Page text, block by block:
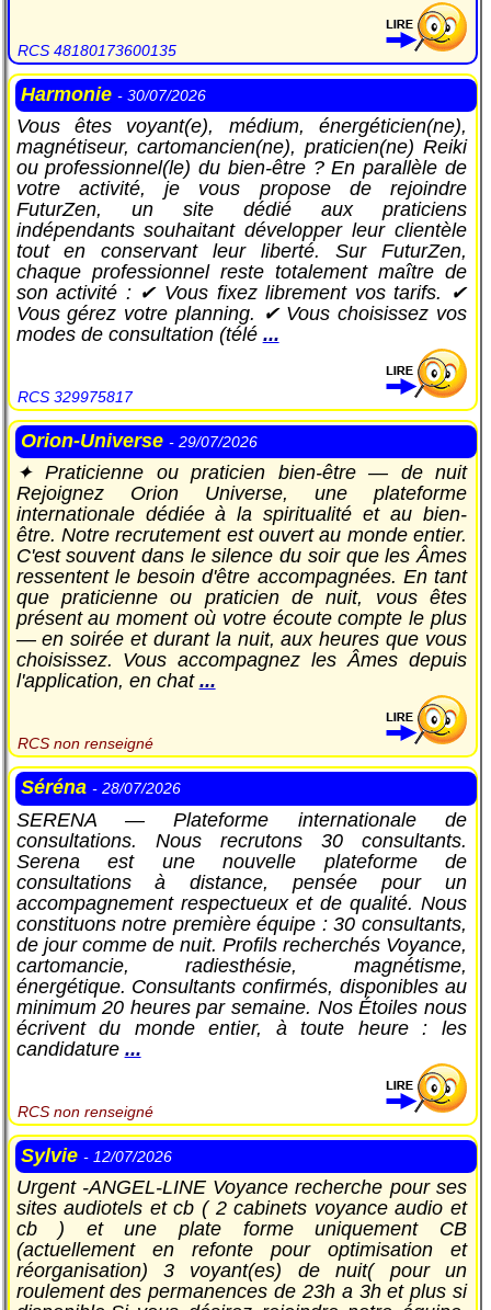
RCS 48180173600135
Harmonie - 30/07/2026
Vous êtes voyant(e), médium, énergéticien(ne),
magnétiseur, cartomancien(ne), praticien(ne) Reiki
ou professionnel(le) du bien-être ? En parallèle de
votre activité, je vous propose de rejoindre
FuturZen, un site dédié aux praticiens
indépendants souhaitant développer leur clientèle
tout en conservant leur liberté. Sur FuturZen,
chaque professionnel reste totalement maître de
son activité : ✔ Vous fixez librement vos tarifs. ✔
Vous gérez votre planning. ✔ Vous choisissez vos
modes de consultation (télé ...
RCS 329975817
Orion-Universe - 29/07/2026
✦ Praticienne ou praticien bien-être — de nuit
Rejoignez Orion Universe, une plateforme
internationale dédiée à la spiritualité et au bien-
être. Notre recrutement est ouvert au monde entier.
C'est souvent dans le silence du soir que les Âmes
ressentent le besoin d'être accompagnées. En tant
que praticienne ou praticien de nuit, vous êtes
présent au moment où votre écoute compte le plus
— en soirée et durant la nuit, aux heures que vous
choisissez. Vous accompagnez les Âmes depuis
l'application, en chat ...
RCS non renseigné
Séréna - 28/07/2026
SERENA — Plateforme internationale de
consultations. Nous recrutons 30 consultants.
Serena est une nouvelle plateforme de
consultations à distance, pensée pour un
accompagnement respectueux et de qualité. Nous
constituons notre première équipe : 30 consultants,
de jour comme de nuit. Profils recherchés Voyance,
cartomancie, radiesthésie, magnétisme,
énergétique. Consultants confirmés, disponibles au
minimum 20 heures par semaine. Nos Étoiles nous
écrivent du monde entier, à toute heure : les
candidature ...
RCS non renseigné
Sylvie - 12/07/2026
Urgent -ANGEL-LINE Voyance recherche pour ses
sites audiotels et cb ( 2 cabinets voyance audio et
cb ) et une plate forme uniquement CB
(actuellement en refonte pour optimisation et
réorganisation) 3 voyant(es) de nuit( pour un
roulement des permanences de 23h a 3h et plus si